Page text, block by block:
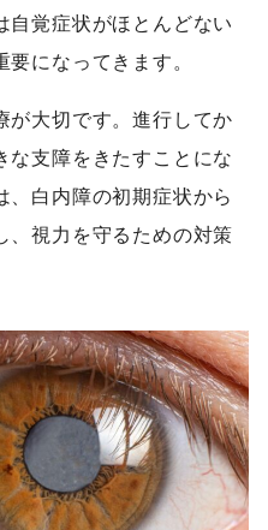
自覚症状がほとんどない
になってきます。
が大切です。進行してか
な支障をきたすことにな
、白内障の初期症状から
、視力を守るための対策